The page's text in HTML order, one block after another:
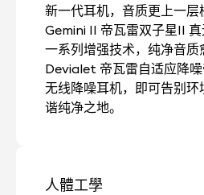
新一代耳机，音质更上一
Gemini II 帝瓦雷双子星II
一系列增强技术，纯净音
Devialet 帝瓦雷自适应降
无线降噪耳机，即可告别
谐纯净之地。
人體工學